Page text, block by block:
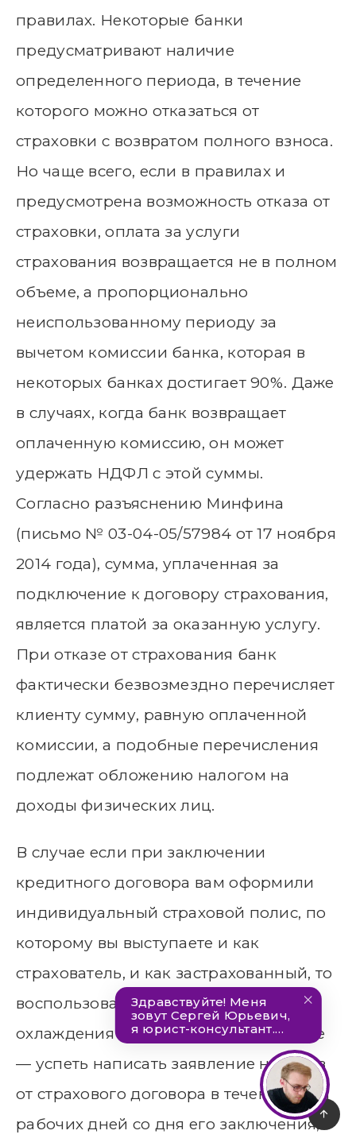
правилах. Некоторые банки
предусматривают наличие
определенного периода, в течение
которого можно отказаться от
страховки с возвратом полного взноса.
Но чаще всего, если в правилах и
предусмотрена возможность отказа от
страховки, оплата за услуги
страхования возвращается не в полном
объеме, а пропорционально
неиспользованному периоду за
вычетом комиссии банка, которая в
некоторых банках достигает 90%. Даже
в случаях, когда банк возвращает
оплаченную комиссию, он может
удержать НДФЛ с этой суммы.
Согласно разъяснению Минфина
(письмо № 03-04-05/57984 от 17 ноября
2014 года), сумма, уплаченная за
подключение к договору страхования,
является платой за оказанную услугу.
При отказе от страхования банк
фактически безвозмездно перечисляет
клиенту сумму, равную оплаченной
комиссии, а подобные перечисления
подлежат обложению налогом на
доходы физических лиц.
В случае если при заключении
кредитного договора вам оформили
индивидуальный страховой полис, по
которому вы выступаете и как
страхователь, и как застрахованный, то
воспользоваться периодом
охлаждения можно. При этом главное
— успеть написать заявление на отказ
от страхового договора в течение пяти
рабочих дней со дня его заключения,